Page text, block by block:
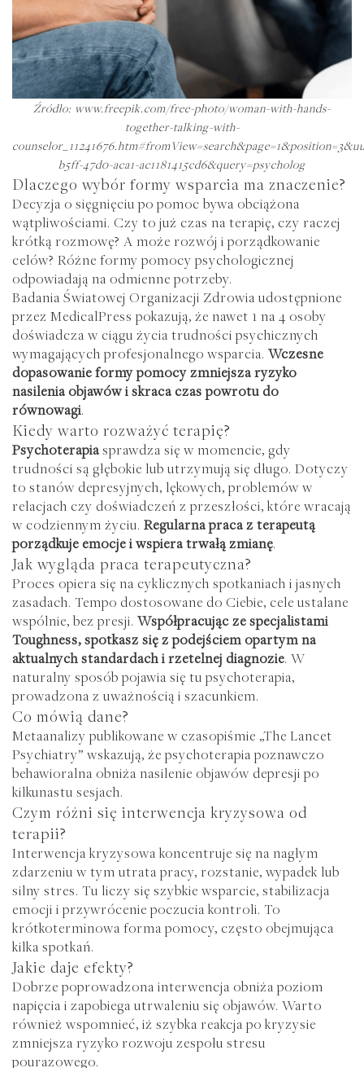
Źródło: www.freepik.com/free-photo/woman-with-hands-
together-talking-with-
b5ff-47d0-aca1-ac1181415cd6&query=psycholog
Dlaczego wybór formy wsparcia ma znaczenie?
Decyzja o sięgnięciu po pomoc bywa obciążona
wątpliwościami. Czy to już czas na terapię, czy raczej
krótką rozmowę? A może rozwój i porządkowanie
celów? Różne formy pomocy psychologicznej
odpowiadają na odmienne potrzeby.
Badania Światowej Organizacji Zdrowia udostępnione
przez MedicalPress pokazują, że nawet 1 na 4 osoby
doświadcza w ciągu życia trudności psychicznych
wymagających profesjonalnego wsparcia. Wczesne
dopasowanie formy pomocy zmniejsza ryzyko
nasilenia objawów i skraca czas powrotu do
równowagi.
Kiedy warto rozważyć terapię?
Psychoterapiasprawdza się w momencie, gdy
trudności są głębokie lub utrzymują się długo. Dotyczy
to stanów depresyjnych, lękowych, problemów w
relacjach czy doświadczeń z przeszłości, które wracają
w codziennym życiu. Regularna praca z terapeutą
porządkuje emocje i wspiera trwałą zmianę.
Jak wygląda praca terapeutyczna?
Proces opiera się na cyklicznych spotkaniach i jasnych
zasadach. Tempo dostosowane do Ciebie, cele ustalane
wspólnie, bez presji. Współpracując ze specjalistami
Toughness, spotkasz się z podejściem opartym na
aktualnych standardach i rzetelnej diagnozie. W
naturalny sposób pojawia się tu psychoterapia,
prowadzona z uważnością i szacunkiem.
Co mówią dane?
Metaanalizy publikowane w czasopiśmie „The Lancet
Psychiatry” wskazują, że psychoterapia poznawczo
behawioralna obniża nasilenie objawów depresji po
kilkunastu sesjach.
Czym różni się interwencja kryzysowa od
terapii?
Interwencja kryzysowa koncentruje się na nagłym
zdarzeniu w tym utrata pracy, rozstanie, wypadek lub
silny stres. Tu liczy się szybkie wsparcie, stabilizacja
emocji i przywrócenie poczucia kontroli. To
krótkoterminowa forma pomocy, często obejmująca
kilka spotkań.
Jakie daje efekty?
Dobrze poprowadzona interwencja obniża poziom
napięcia i zapobiega utrwaleniu się objawów. Warto
również wspomnieć, iż szybka reakcja po kryzysie
zmniejsza ryzyko rozwoju zespołu stresu
pourazowego.